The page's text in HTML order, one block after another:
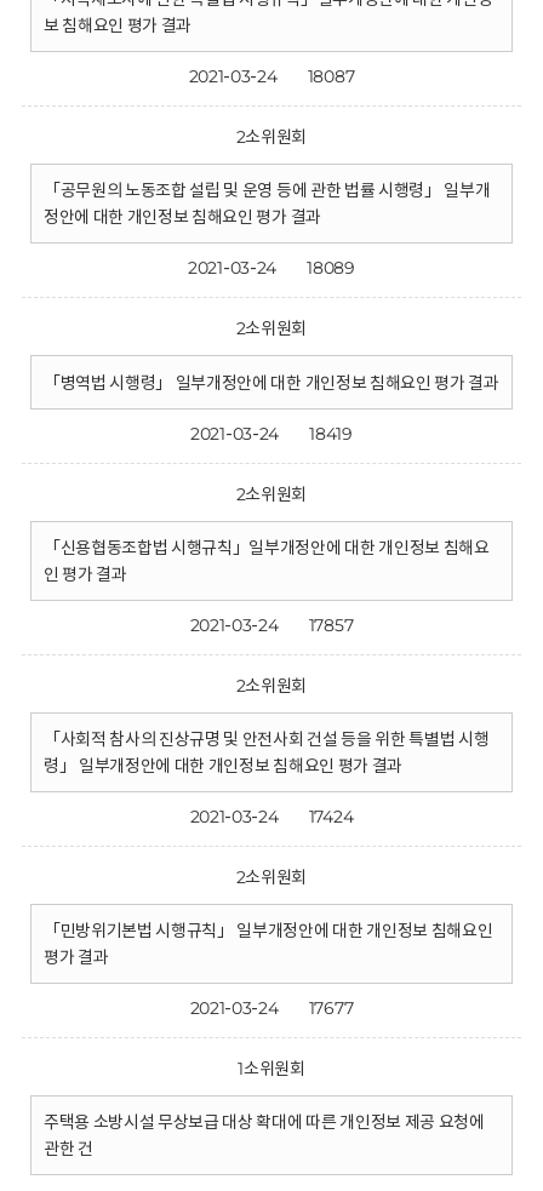
보 침해요인 평가 결과
2021-03-24 18087
2소위원회
「공무원의 노동조합 설립 및 운영 등에 관한 법률 시행령」 일부개
정안에 대한 개인정보 침해요인 평가 결과
2021-03-24 18089
2소위원회
「병역법 시행령」 일부개정안에 대한 개인정보 침해요인 평가 결과
2021-03-24 18419
2소위원회
「신용협동조합법 시행규칙」일부개정안에 대한 개인정보 침해요
인 평가 결과
2021-03-24 17857
2소위원회
「사회적 참사의 진상규명 및 안전사회 건설 등을 위한 특별법 시행
령」 일부개정안에 대한 개인정보 침해요인 평가 결과
2021-03-24 17424
2소위원회
「민방위기본법 시행규칙」 일부개정안에 대한 개인정보 침해요인
평가 결과
2021-03-24 17677
1소위원회
주택용 소방시설 무상보급 대상 확대에 따른 개인정보 제공 요청에
관한 건